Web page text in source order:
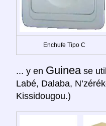
Enchufe Tipo C
... y en Guinea se
Labé, Dalaba,
Kissidougou.)